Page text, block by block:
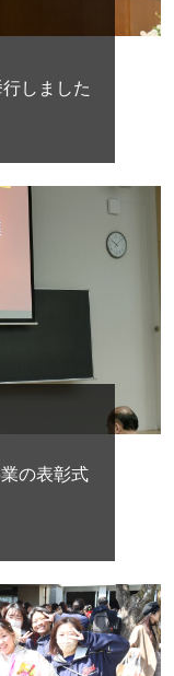
しました
の表彰式